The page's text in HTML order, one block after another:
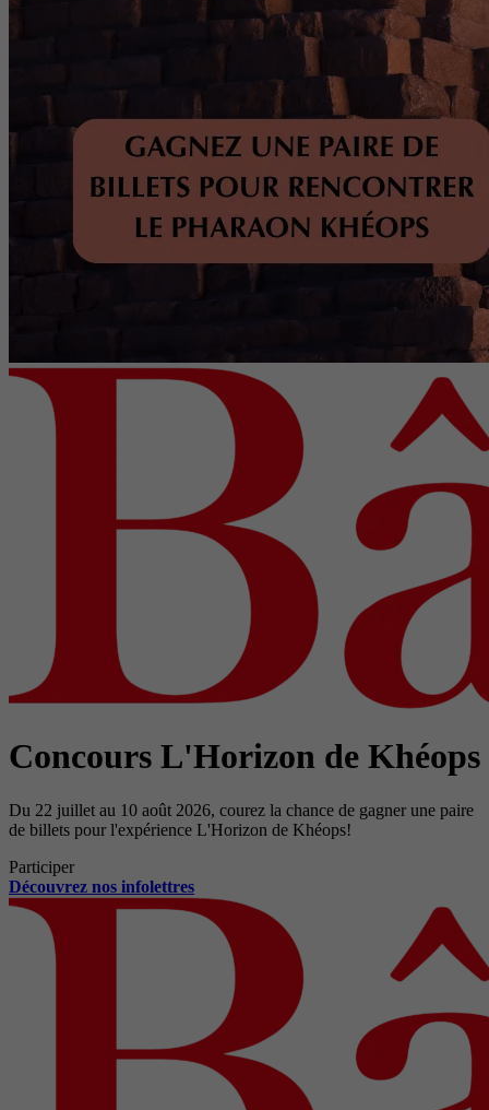
Concours L'Horizon de Khéops
Du 22 juillet au 10 août 2026, courez la chance de gagner une paire
de billets pour l'expérience L'Horizon de Khéops!
Participer
Découvrez nos infolettres